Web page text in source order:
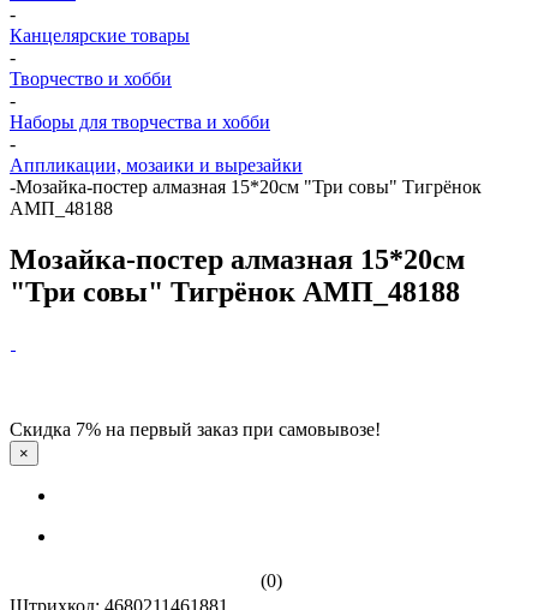
-
Канцелярские товары
-
Творчество и хобби
-
Наборы для творчества и хобби
-
Аппликации, мозаики и вырезайки
-Мозайка-постер алмазная 15*20см "Три совы" Тигрёнок
АМП_48188
Мозайка-постер алмазная 15*20см
"Три совы" Тигрёнок АМП_48188
Скидка 7% на первый заказ при самовывозе!
×
(0)
Штрихкод: 4680211461881